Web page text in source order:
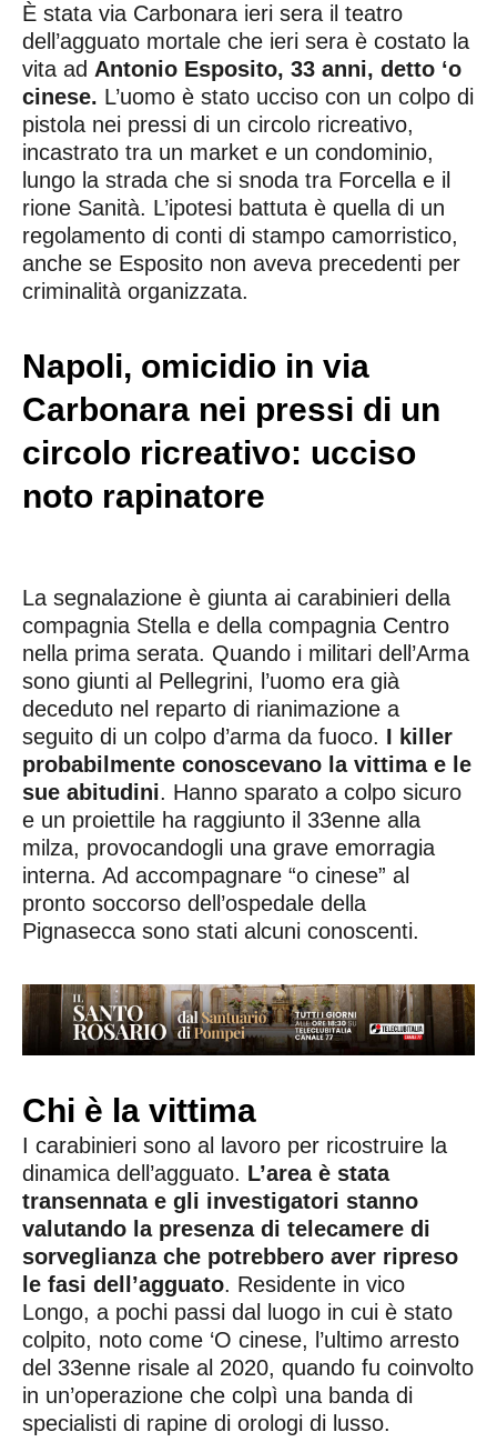
È stata via Carbonara ieri sera il teatro
dell’agguato mortale che ieri sera è costato la
vita ad Antonio Esposito, 33 anni, detto ‘o
cinese. L’uomo è stato ucciso con un colpo di
pistola nei pressi di un circolo ricreativo,
incastrato tra un market e un condominio,
lungo la strada che si snoda tra Forcella e il
rione Sanità. L’ipotesi battuta è quella di un
regolamento di conti di stampo camorristico,
anche se Esposito non aveva precedenti per
criminalità organizzata.
Napoli, omicidio in via
Carbonara nei pressi di un
circolo ricreativo: ucciso
noto rapinatore
La segnalazione è giunta ai carabinieri della
compagnia Stella e della compagnia Centro
nella prima serata. Quando i militari dell’Arma
sono giunti al Pellegrini, l’uomo era già
deceduto nel reparto di rianimazione a
seguito di un colpo d’arma da fuoco. I killer
probabilmente conoscevano la vittima e le
sue abitudini. Hanno sparato a colpo sicuro
e un proiettile ha raggiunto il 33enne alla
milza, provocandogli una grave emorragia
interna. Ad accompagnare “o cinese” al
pronto soccorso dell’ospedale della
Pignasecca sono stati alcuni conoscenti.
Chi è la vittima
I carabinieri sono al lavoro per ricostruire la
dinamica dell’agguato. L’area è stata
transennata e gli investigatori stanno
valutando la presenza di telecamere di
sorveglianza che potrebbero aver ripreso
le fasi dell’agguato. Residente in vico
Longo, a pochi passi dal luogo in cui è stato
colpito, noto come ‘O cinese, l’ultimo arresto
del 33enne risale al 2020, quando fu coinvolto
in un’operazione che colpì una banda di
specialisti di rapine di orologi di lusso.